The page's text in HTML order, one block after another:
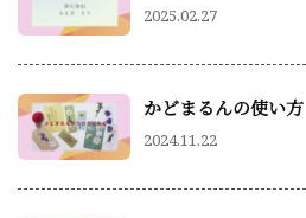
ふしぎな花倶楽部2025.02.27
かどまるんの使い方
2024.11.22